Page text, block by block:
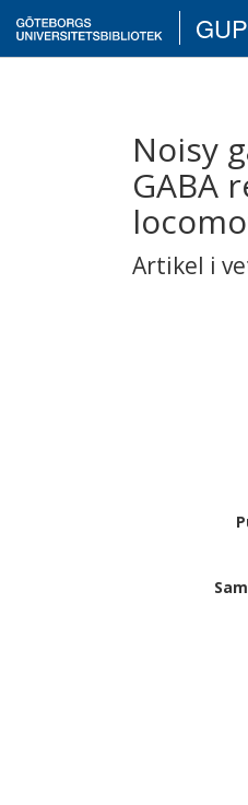
GUP
Noisy
GABA
Artikel i